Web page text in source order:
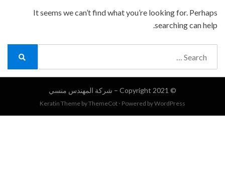
It seems we can’t find what you’re looking for. Perhaps
searching can help.
© Copyright 2021 – شركة المهندس منسي
Keratin Theme byThemeCot ⋅ Powered byWordPress